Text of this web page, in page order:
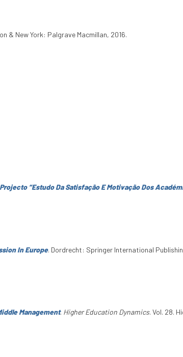
& New York: Palgrave Macmillan, 2016.
“Estudo Da Satisfação E Motivação Dos
In Europe. Dordrecht: Springer International
Management. Higher Education Dynamics. Vol. 28.